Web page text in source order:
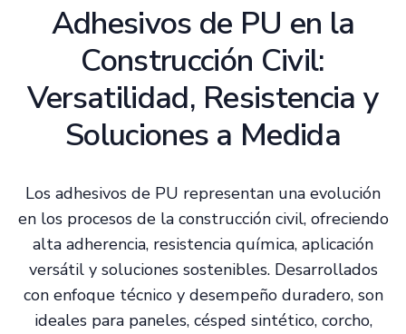
Adhesivos de PU en la
Construcción Civil:
Versatilidad, Resistencia y
Soluciones a Medida
Los adhesivos de PU representan una evolución
en los procesos de la construcción civil, ofreciendo
alta adherencia, resistencia química, aplicación
versátil y soluciones sostenibles. Desarrollados
con enfoque técnico y desempeño duradero, son
ideales para paneles, césped sintético, corcho,